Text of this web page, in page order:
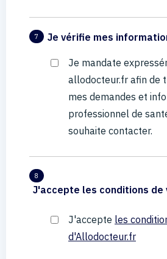
7 Je vérifie mes
Je mandate
allodocteur.fr afin de
mes demandes et
professionnel de
souhaite contacter.
8
J'accepte les conditions de
J'accepte les
d'Allodocteur.fr